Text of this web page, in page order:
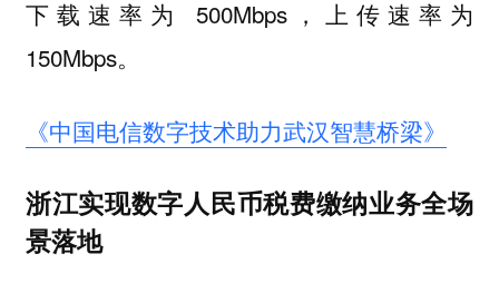
下载速率为 500Mbps，上传速率为
150Mbps。
《中国电信数字技术助力武汉智慧桥梁》
浙江实现数字人民币税费缴纳业务全场
景落地